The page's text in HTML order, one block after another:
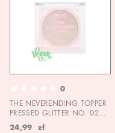
0
THE NEVERENDING TOPPER
PRESSED GLITTER NO. 02
MOON CHILD
24,99 zł